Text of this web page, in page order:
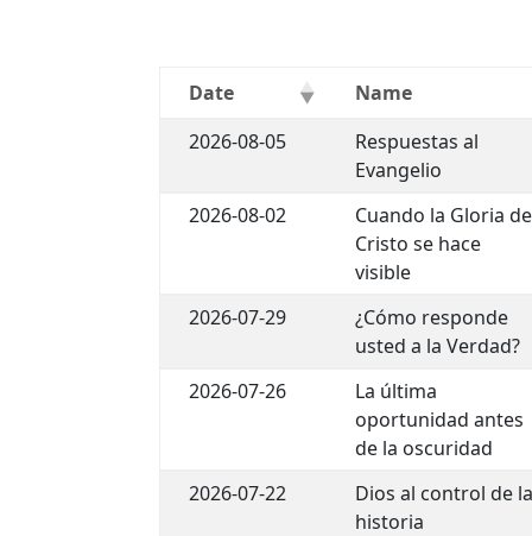
Date
Name
2026-08-05
Respuestas al
Evangelio
2026-08-02
Cuando la Gloria de
Cristo se hace
visible
2026-07-29
¿Cómo responde
usted a la Verdad?
2026-07-26
La última
oportunidad antes
de la oscuridad
2026-07-22
Dios al control de
historia